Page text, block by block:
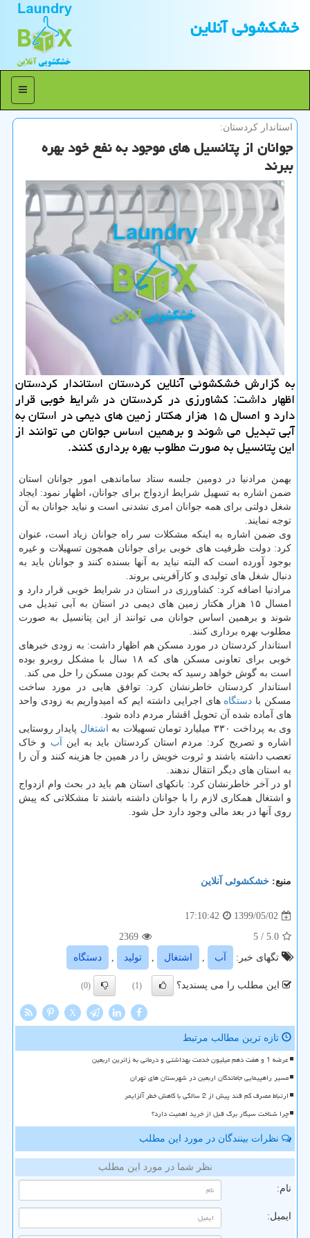
خشكشوئی آنلاین
منو
استاندار كردستان:
جوانان از پتانسیل های موجود به نفع خود بهره
ببرند
به گزارش خشكشوئی آنلاین كردستان استاندار كردستان
اظهار داشت: كشاورزی در كردستان در شرایط خوبی قرار
دارد و امسال ۱۵ هزار هكتار زمین های دیمی در استان به
آبی تبدیل می شوند و برهمین اساس جوانان می توانند از
این پتانسیل به صورت مطلوب بهره برداری كنند.
بهمن مرادنیا در دومین جلسه ستاد ساماندهی امور جوانان استان
ضمن اشاره به تسهیل شرایط ازدواج برای جوانان، اظهار نمود: ایجاد
شغل دولتی برای همه جوانان امری نشدنی است و نباید جوانان به آن
توجه نمایند.
وی ضمن اشاره به اینکه مشکلات سر راه جوانان زیاد است، عنوان
کرد: دولت ظرفیت های خوبی برای جوانان همچون تسهیلات و غیره
بوجود آورده است که البته نباید به آنها بسنده کنند و جوانان باید به
دنبال شغل های تولیدی و کارآفرینی بروند.
مرادنیا اضافه کرد: کشاورزی در استان در شرایط خوبی قرار دارد و
امسال ۱۵ هزار هکتار زمین های دیمی در استان به آبی تبدیل می
شوند و برهمین اساس جوانان می توانند از این پتانسیل به صورت
مطلوب بهره برداری کنند.
استاندار کردستان در مورد مسکن هم اظهار داشت: به زودی خبرهای
خوبی برای تعاونی مسکن های که ۱۸ سال با مشکل روبرو بوده
است به گوش خواهد رسید که بحث کم بودن مسکن را حل می کند.
استاندار کردستان خاطرنشان کرد: توافق هایی در مورد ساخت
مسکن با دستگاه های اجرایی داشته ایم که امیدواریم به زودی واحد
های آماده شده آن تحویل اقشار مردم داده شود.
وی به پرداخت ۳۳۰ میلیارد تومان تسهیلات به
اشتغال پایدار روستایی
اشاره و تصریح کرد: مردم استان کردستان باید به این آب و خاک
تعصب داشته باشند و ثروت خویش را در همین جا هزینه کنند و آن را
به استان های دیگر انتقال ندهند.
او در آخر خاطرنشان کرد: بانکهای استان هم باید در بحث وام ازدواج
و اشتغال همکاری لازم را با جوانان داشته باشند تا مشکلاتی که پیش
روی آنها در بعد مالی وجود دارد حل شود.
منبع: خشكشوئی آنلاین
1399/05/02
17:10:42
5.0
/ 5
2369
تگهای خبر:
آب , اشتغال , تولید , دستگاه
این مطلب را می پسندید؟ (1)
(0)
X
تازه ترین مطالب مرتبط
عرضه 1 و هفت دهم میلیون خدمت بهداشتی و درمانی به زائرین اربعین
مسیر راهپیمایی جاماندگان اربعین در شهرستان های تهران
ارتباط مصرف کم قند پیش از 2 سالگی با کاهش خطر آلزایمر
چرا شناخت سیگار برگ قبل از خرید اهمیت دارد؟
نظرات بینندگان در مورد این مطلب
نظر شما در مورد این مطلب
نام:
ایمیل: